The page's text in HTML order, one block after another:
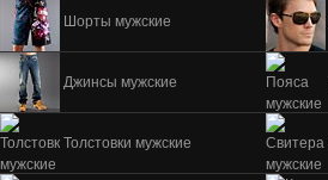
Шорты мужские
Джинсы мужские
Толстовки мужские